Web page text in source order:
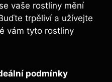
vaše rostliny mění
trpěliví a užívejte
vám tyto rostliny
podmínky